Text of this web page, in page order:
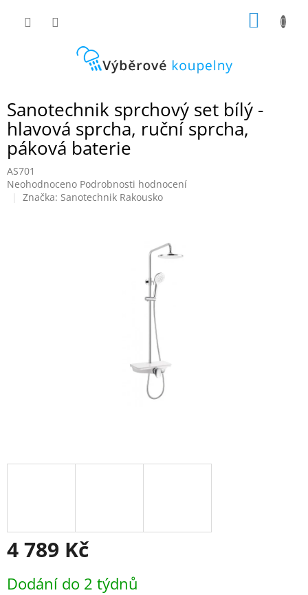
Sanotechnik sprchový set bílý -
hlavová sprcha, ruční sprcha,
páková baterie
AS701
Průměrné
hodnocení
Neohodnoceno Podrobnosti hodnocení
Značka: Sanotechnik Rakousko
4 789 Kč
cena:
Dodání do 2 týdnů